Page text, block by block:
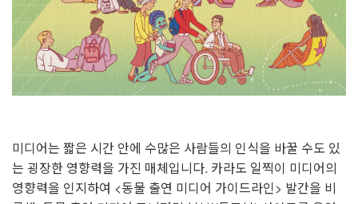
미디어는 짧은 시간 안에 수많은 사람들의 인식을 바꿀 수도 있
는 굉장한 영향력을 가진 매체입니다. 카라도 일찍이 미디어의
영향력을 인지하여 <동물 출연 미디어 가이드라인> 발간을 비